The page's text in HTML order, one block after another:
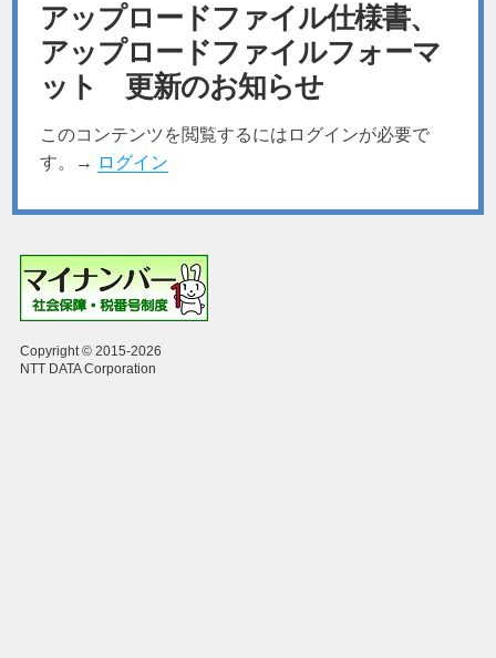
アップロードファイル仕様書、
アップロードファイルフォーマ
ット 更新のお知らせ
このコンテンツを閲覧するにはログインが必要で
す。→ ログイン
Copyright © 2015-2026
NTT DATA Corporation